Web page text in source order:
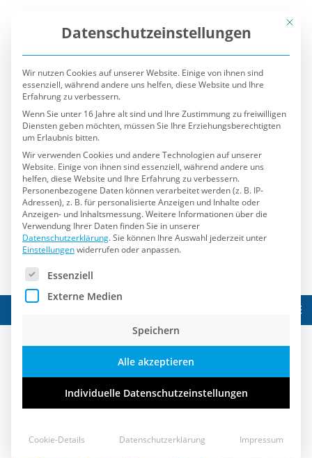
Wenn Sie Millionen Menschen ins
Land holen wollen, dann ist das
der falsche Weg!
Mit
Datenschutzeinstellungen
Wir nutzen Cookies auf unserer Website. Einige von ihnen sind
essenziell, während andere uns helfen, diese Website und Ihre
Erfahrung zu verbessern.
Wenn Sie unter 16 Jahre alt sind und Ihre Zustimmung zu freiwilligen
Diensten geben möchten, müssen Sie Ihre Erziehungsberechtigten
um Erlaubnis bitten.
Wir verwenden Cookies und andere Technologien auf unserer
Website. Einige von ihnen sind essenziell, während andere uns
helfen, diese Website und Ihre Erfahrung zu verbessern.
Personenbezogene Daten können verarbeitet werden (z. B. IP-
Adressen), z. B. für personalisierte Anzeigen und Inhalte oder
Anzeigen- und Inhaltsmessung.Weitere Informationen über die
Verwendung Ihrer Daten finden Sie in unserer
Datenschutzerklärung.Sie können Ihre Auswahl jederzeit unter
Einstellungenwiderrufen oder anpassen.
Es folgt eine Liste der Service-Gruppen, für die eine
Essenziell
Externe Medien
Speichern
Alle akzeptieren
Individuelle Datenschutzeinstellungen
Cookie-Details Datenschutzerklärung Impressum